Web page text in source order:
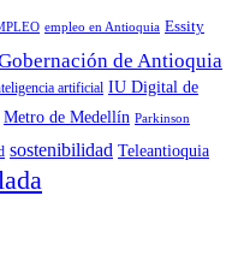
empleo en Antioquia Essity
de Antioquia
artificial IU Digital de
Metro de Medellín Parkinson
sostenibilidad Teleantioquia